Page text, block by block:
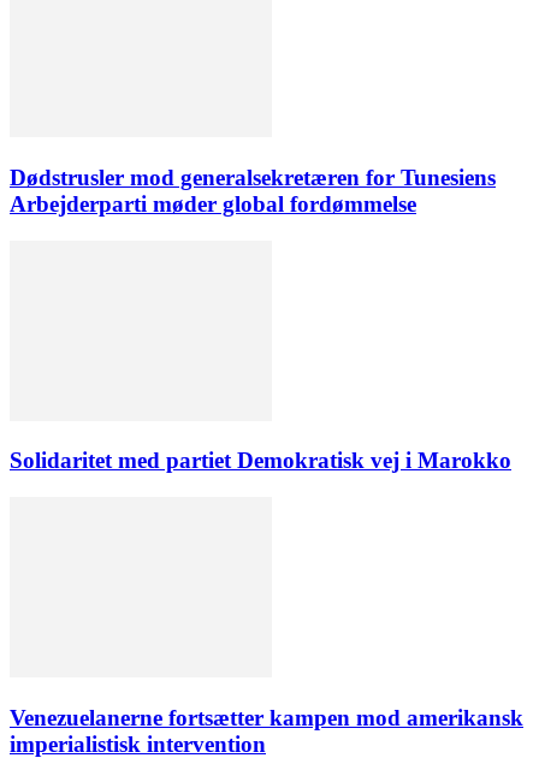
Dødstrusler mod generalsekretæren for Tunesiens
Arbejderparti møder global fordømmelse
Solidaritet med partiet Demokratisk vej i Marokko
Venezuelanerne fortsætter kampen mod amerikansk
imperialistisk intervention